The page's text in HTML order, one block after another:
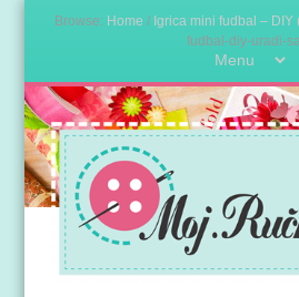
Browse: Home / Igrica mini fudbal – DIY
fudbal-diy-uradi-
Menu
to
content
Moj ručni rad
Kreativne ideje